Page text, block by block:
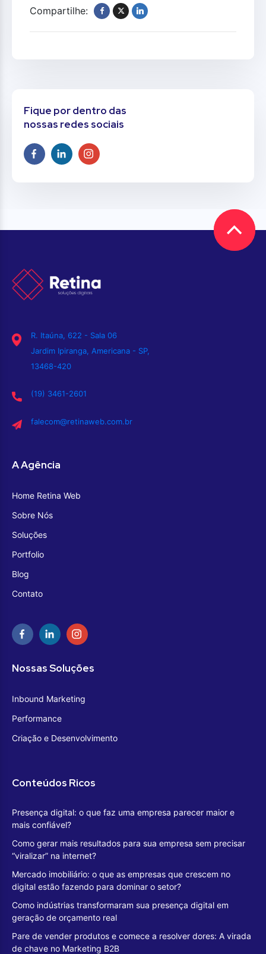
Compartilhe:
Fique por dentro das
nossas redes sociais
R. Itaúna, 622 - Sala 06
Jardim Ipiranga, Americana - SP,
13468-420
(19) 3461-2601
falecom@retinaweb.com.br
A Agência
Home Retina Web
Sobre Nós
Soluções
Portfolio
Blog
Contato
Nossas Soluções
Inbound Marketing
Performance
Criação e Desenvolvimento
Conteúdos Ricos
Presença digital: o que faz uma empresa parecer maior e
mais confiável?
Como gerar mais resultados para sua empresa sem precisar
“viralizar” na internet?
Mercado imobiliário: o que as empresas que crescem no
digital estão fazendo para dominar o setor?
Como indústrias transformaram sua presença digital em
geração de orçamento real
Pare de vender produtos e comece a resolver dores: A virada
de chave no Marketing B2B